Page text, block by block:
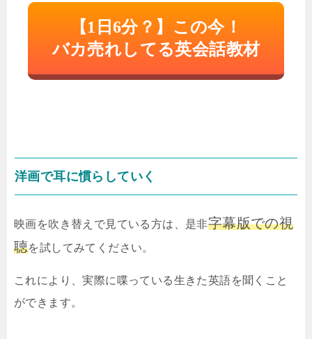
【1日6分？】この今！
バカ売れしてる英会話教材
洋画で耳に慣らしていく
映画を吹き替えで見ている方は、是非字幕版での視
聴を試してみてください。
これにより、実際に喋っている生きた英語を聞くこと
ができます。